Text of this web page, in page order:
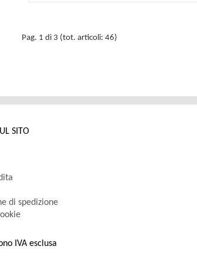
Pag. 1 di 3 (tot. articoli: 46)
SITO
di spedizione
IVA esclusa